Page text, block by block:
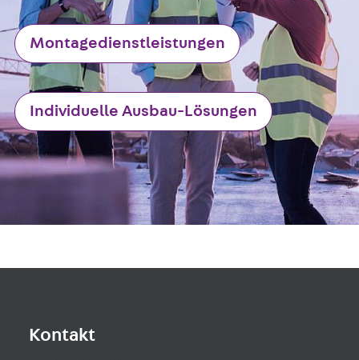
Montagedienstleistungen
Individuelle Ausbau-Lösungen
Kontakt